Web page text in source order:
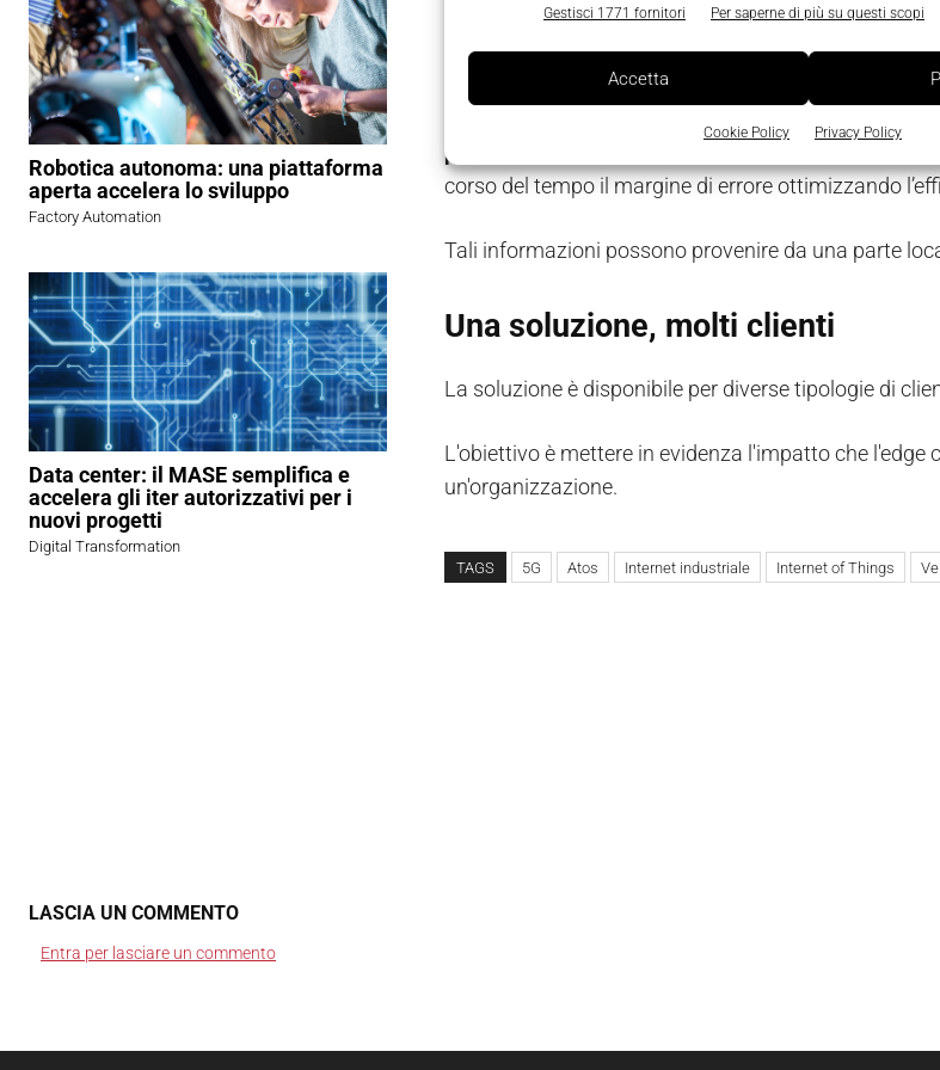
Gestisci 1771 fornitori Per saperne di più su questi scopi
Accetta
Cookie Policy Privacy Policy
Robotica autonoma: una piattaforma
aperta accelera lo sviluppo
Factory Automation
Data center: il MASE semplifica e
accelera gli iter autorizzativi per i
nuovi progetti
Digital Transformation
La soluzione congiunta,basata su cloud e
aziende a diventare più efficienti. In uno dei casi
previsti i tempi di inattività
, fino a 30 giorni in
corso del tempo il margine di errore ottimizzando
Tali informazioni possono provenire da una parte
Una soluzione, molti clienti
La soluzione è disponibile per diverse tipologie di
L'obiettivo è mettere in evidenza l'impatto che
un'organizzazione.
TAGS 5G Atos Internet industriale Internet of Things
LASCIA UN COMMENTO
Entra per lasciare un commento